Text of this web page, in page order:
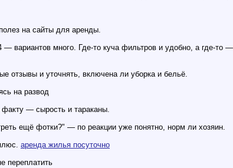
на сайты для аренды.
вариантов много. Где-то куча фильтров и удобно, а где-то
отзывы и уточнять, включена ли уборка и бельё.
на развод
— сырость и тараканы.
ещё фотки?" — по реакции уже понятно, норм ли хозяин.
аренда жилья посуточно
переплатить